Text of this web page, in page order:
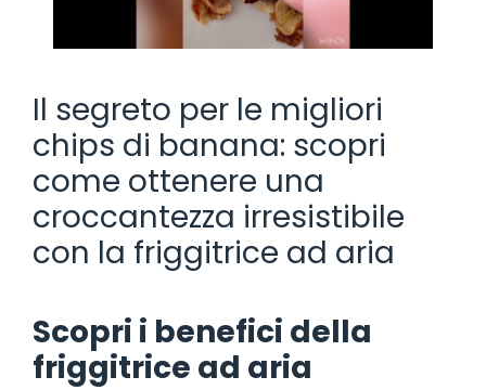
Il segreto per le migliori
chips di banana: scopri
come ottenere una
croccantezza irresistibile
con la friggitrice ad aria
Scopri i benefici della
friggitrice ad aria